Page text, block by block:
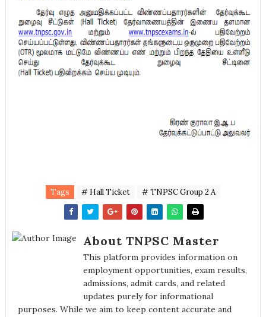
Tags # Hall Ticket # TNPSC Group 2 A
About TNPSC Master
This platform provides information on
employment opportunities, exam results,
admissions, admit cards, and related
updates purely for informational
purposes. While we aim to keep content accurate and